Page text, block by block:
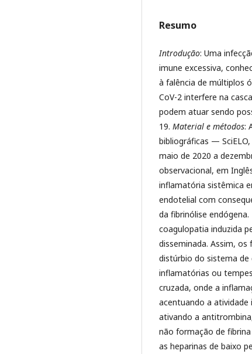
Resumo
Introdução: Uma
imune excessiva,
à falência de múltiplos
CoV-2 interfere na
podem atuar sendo
19. Material e métodos:
bibliográficas —
maio de 2020 a
observacional, em
inflamatória sistêmica
endotelial com
da fibrinólise
coagulopatia induzida
disseminada. Assim,
distúrbio do sistema de
inflamatórias ou
cruzada, onde a
acentuando a atividade
ativando a
não formação de
as heparinas de baixo